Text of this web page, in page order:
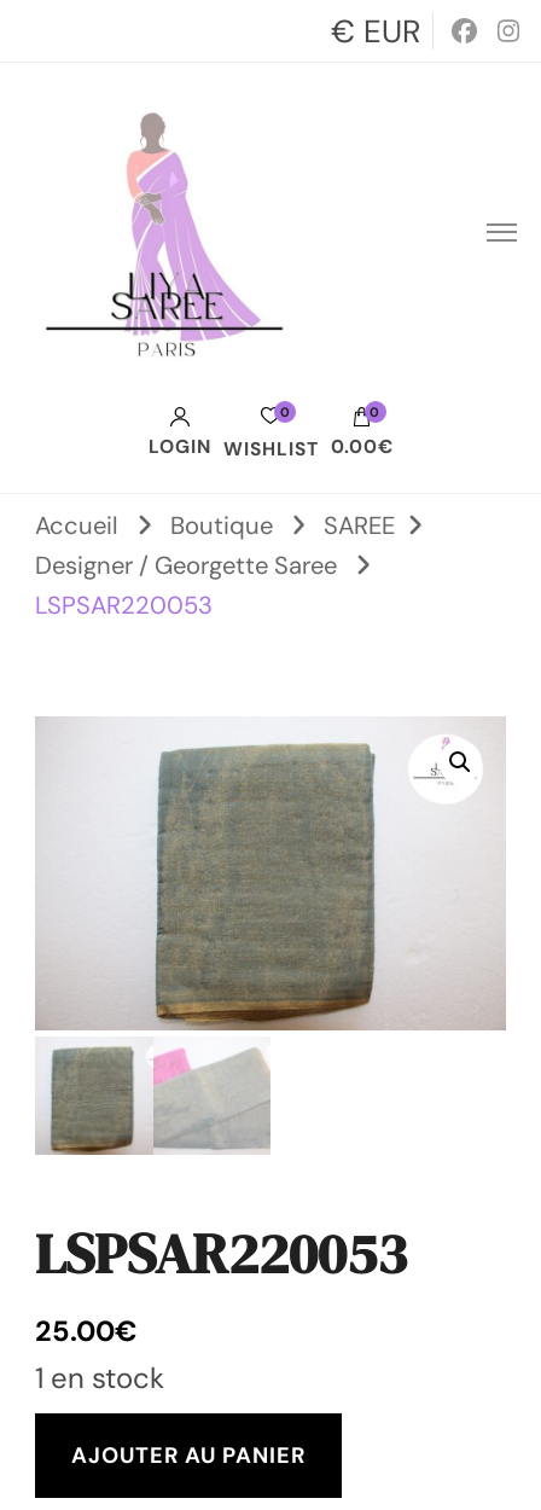
€ EUR
LOGIN
0
WISHLIST
0
0.00€
Votre panier est vide.
Accueil Boutique
SAREE
Designer / Georgette Saree
LSPSAR220053
LSPSAR220053
25.00€
1 en stock
quantité
de
AJOUTER AU PANIER